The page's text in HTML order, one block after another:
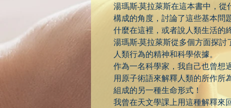
湯瑪斯-莫拉萊斯在這本書中，
構成的角度，討論了這些基本問
什麼在這裡，或者說人類生活的
湯瑪斯-莫拉萊斯從多個方面探
人類行為的精神和科學依據。
作為一名科學家，我自己也曾想
用原子術語來解釋人類的所作所
組成的另一種生命形式！
我曾在天文學課上用這種解釋來